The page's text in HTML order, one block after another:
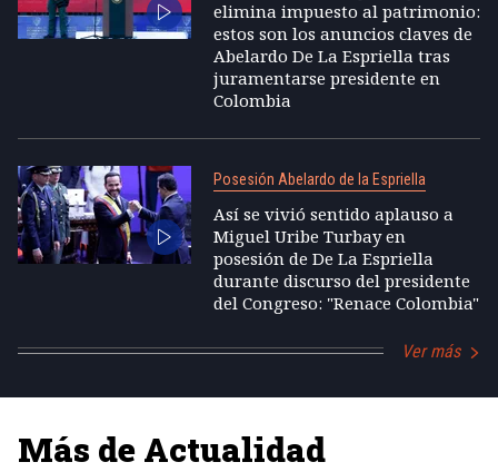
elimina impuesto al patrimonio:
estos son los anuncios claves de
Abelardo De La Espriella tras
juramentarse presidente en
Colombia
Posesión Abelardo de la Espriella
Así se vivió sentido aplauso a
Miguel Uribe Turbay en
posesión de De La Espriella
durante discurso del presidente
del Congreso: "Renace Colombia"
Ver más
Más de Actualidad